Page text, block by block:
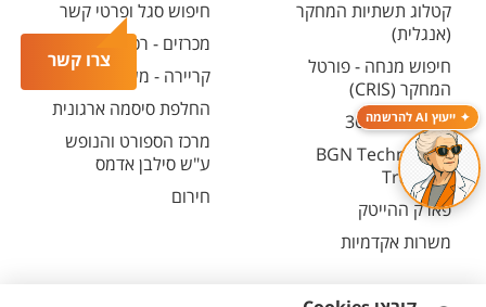
צרו קשר
ייעוץ AI להרשמה
קטלוג תשתיות המחקר
(אנגלית)
חיפוש מנחה - פורטל
המחקר (CRIS)
מרכז יזמות 360
BGN Technology
Transfer
פארק ההייטק
משרות אקדמיות
חיפוש סגל ופרטי קשר
מכרזים - רכש ובינוי
קריירה - משרות פתוחות
החלפת סיסמה ארגונית
מרכז הספורט והנופש
ע"ש סילבן אדמס
חירום